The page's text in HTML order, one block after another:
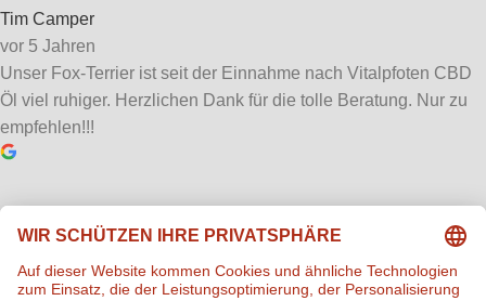
Tim Camper
vor 5 Jahren
Unser Fox-Terrier ist seit der Einnahme nach Vitalpfoten CBD
Öl viel ruhiger. Herzlichen Dank für die tolle Beratung. Nur zu
empfehlen!!!
Tier Gesund
vor 7 Jahren
Es ist so wichtig, dass endlich Futterergänzung ohne